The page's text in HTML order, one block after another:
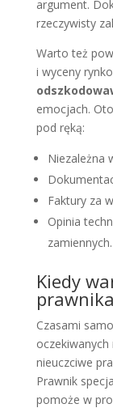
argument.
rzeczywisty
Warto też
i wyceny
emocjach.
pod ręką:
Niezależna
Faktury za
Opinia
zamiennych.
Kiedy
Czasami
nieuczciwe
Prawnik
pomoże w